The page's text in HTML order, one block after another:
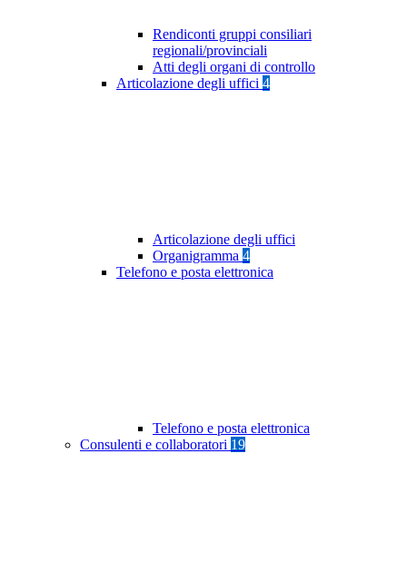
Rendiconti gruppi consiliari
regionali/provinciali
Atti degli organi di controllo
Articolazione degli uffici 4
Articolazione degli uffici
Organigramma 4
Telefono e posta elettronica
Telefono e posta elettronica
Consulenti e collaboratori 19